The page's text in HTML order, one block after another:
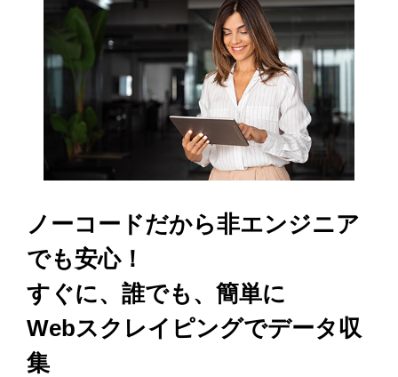
ノーコードだから非エンジニア
でも安心！
すぐに、誰でも、簡単に
Webスクレイピングでデータ収
集